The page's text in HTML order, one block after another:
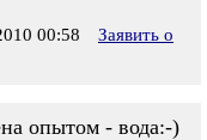
00:58
Заявить о
опытом - вода:-)